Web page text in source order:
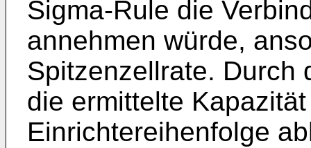
Sigma-Rule die
annehmen würde,
Spitzenzellrate. Durch
die ermittelte
Einrichtereihenfolge